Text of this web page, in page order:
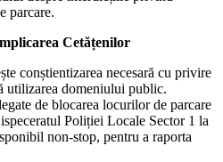
parcare.
Cetățenilor
conștientizarea necesară cu privire
utilizarea domeniului public.
de blocarea locurilor de parcare
Poliției Locale Sector 1 la
non-stop, pentru a raporta